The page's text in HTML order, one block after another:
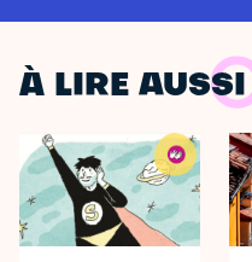
À LIRE AUSSI